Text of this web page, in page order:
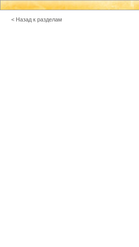
< Назад к разделам